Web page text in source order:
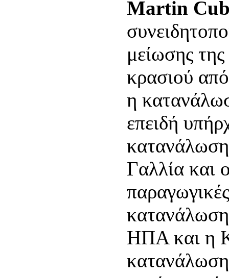
Martin
μείωσης
κρασιού
η
επειδή
Γαλλία και
ΗΠΑ και η